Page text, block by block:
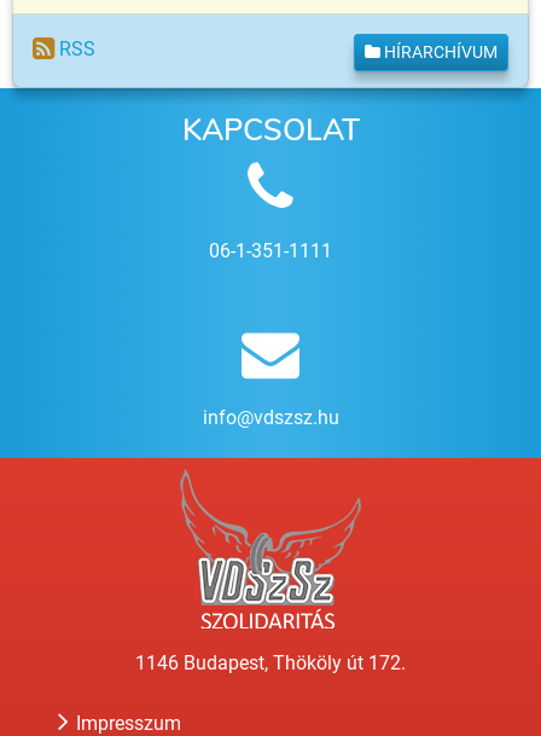
RSS HÍRARCHÍVUM
KAPCSOLAT
06-1-351-1111
info@vdszsz.hu
1146 Budapest, Thököly út 172.
Impresszum